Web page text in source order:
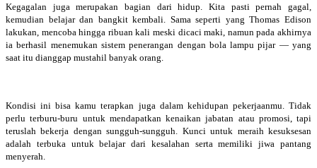
Kegagalan juga merupakan bagian dari hidup. Kita pasti pernah gagal,
kemudian belajar dan bangkit kembali. Sama seperti yang Thomas Edison
lakukan, mencoba hingga ribuan kali meski dicaci maki, namun pada akhirnya
ia berhasil menemukan sistem penerangan dengan bola lampu pijar — yang
saat itu dianggap mustahil banyak orang.
Kondisi ini bisa kamu terapkan juga dalam kehidupan pekerjaanmu. Tidak
perlu terburu-buru untuk mendapatkan kenaikan jabatan atau promosi, tapi
teruslah bekerja dengan sungguh-sungguh. Kunci untuk meraih kesuksesan
adalah terbuka untuk belajar dari kesalahan serta memiliki jiwa pantang
menyerah.